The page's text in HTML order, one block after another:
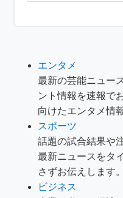
エンタメ
最新の芸能ニュー
ント情報を速報で
向けたエンタメ情
スポーツ
話題の試合結果や
最新ニュースをタ
さずお伝えします。
ビジネス